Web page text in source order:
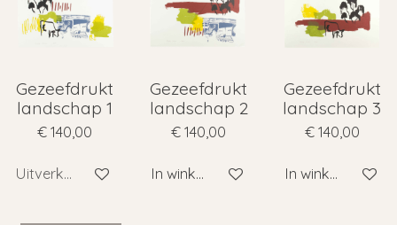
Gezeefdrukt
landschap 1
€ 140,00
Uitverkocht
Gezeefdrukt
landschap 2
€ 140,00
In winkelwagen
Gezeefdrukt
landschap 3
€ 140,00
In winkelwagen